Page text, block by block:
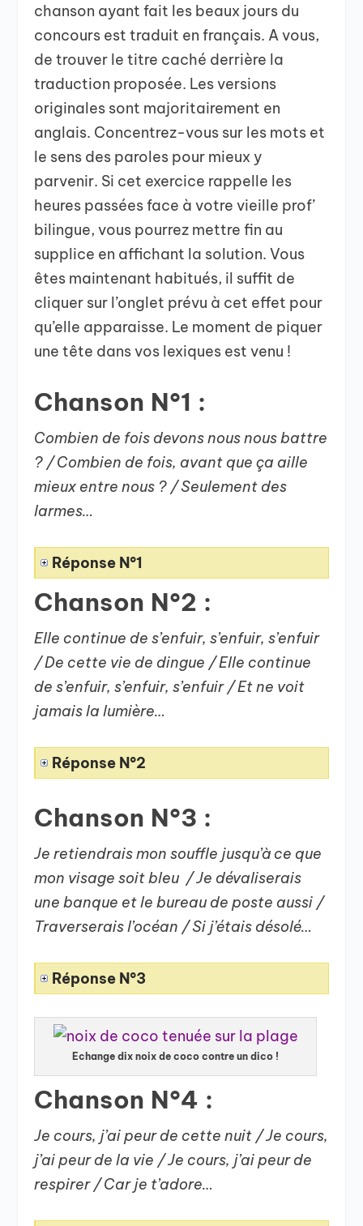
chanson ayant fait les beaux jours du
concours est traduit en français. A vous,
de trouver le titre caché derrière la
traduction proposée. Les versions
originales sont majoritairement en
anglais. Concentrez-vous sur les mots et
le sens des paroles pour mieux y
parvenir. Si cet exercice rappelle les
heures passées face à votre vieille prof’
bilingue, vous pourrez mettre fin au
supplice en affichant la solution. Vous
êtes maintenant habitués, il suffit de
cliquer sur l’onglet prévu à cet effet pour
qu’elle apparaisse. Le moment de piquer
une tête dans vos lexiques est venu !
Chanson N°1 :
Combien de fois devons nous nous battre
? / Combien de fois, avant que ça aille
mieux entre nous ? / Seulement des
larmes…
Réponse N°1
Chanson N°2 :
Elle continue de s’enfuir, s’enfuir, s’enfuir
/ De cette vie de dingue / Elle continue
de s’enfuir, s’enfuir, s’enfuir / Et ne voit
jamais la lumière…
Réponse N°2
Chanson N°3 :
Je retiendrais mon souffle jusqu’à ce que
mon visage soit bleu / Je dévaliserais
une banque et le bureau de poste aussi /
Traverserais l’océan / Si j’étais désolé…
Réponse N°3
Echange dix noix de coco contre un dico !
Chanson N°4 :
Je cours, j’ai peur de cette nuit / Je cours,
j’ai peur de la vie / Je cours, j’ai peur de
respirer / Car je t’adore…